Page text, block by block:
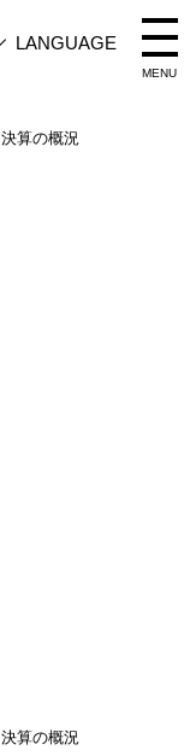
LANGUAGE
MENU
決算の概況
決算の概況